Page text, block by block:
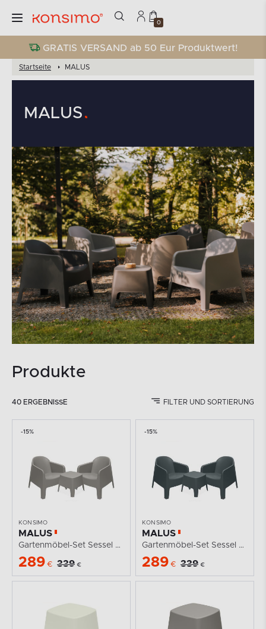
0
GRATIS VERSAND ab 50 Eur Produktwert!
Startseite MALUS
MALUS
Produkte
40 ERGEBNISSE FILTER UND SORTIERUNG
-15%
KONSIMO
MALUS
Gartenmöbel-Set Sessel und Esstisch modern 2 Personen...
289 € 339 €
-15%
KONSIMO
MALUS
Gartenmöbel-Set Sessel und Esstisch modern für 2...
289 € 339 €